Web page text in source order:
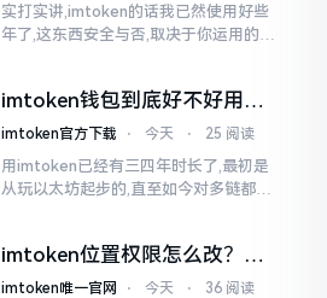
实打实讲,imtoken的话我已然使用好些
年了,这东西安全与否,取决于你运用的方
睹过非常多的人
imtoken钱包到底好不好用？
老玩家说说真实体验
imtoken官方下载 ⋅ 今天 ⋅ 25 阅读
用imtoken已经有三四年时长了,最初是
从玩以太坊起步的,直至如今对多链都有
imtoken位置权限怎么改？手
把手教你搞定
imtoken唯一官网 ⋅ 今天 ⋅ 36 阅读